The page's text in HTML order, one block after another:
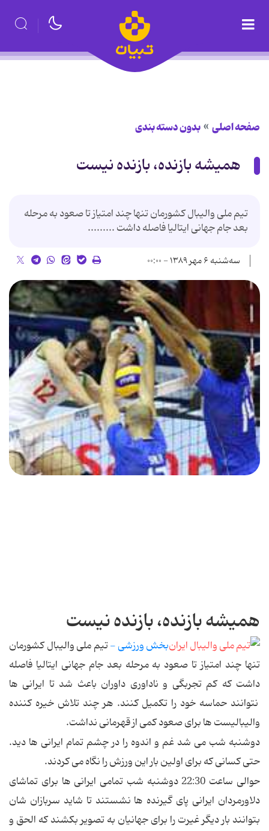
صفحه اصلی بدون دسته بندی
همیشه بازنده، بازنده نیست
تیم ملی والیبال کشورمان تنها چند امتیاز تا صعود به مرحله
بعد جام جهانی ایتالیا فاصله داشت .........
سه‌شنبه ۶ مهر ۱۳۸۹ - ۰۰:۰۰
همیشه بازنده، بازنده نیست
بخش ورزشی -تیم ملی والیبال کشورمان
تنها چند امتیاز تا صعود به مرحله بعد جام جهانی ایتالیا فاصله
داشت که کم تجربگی و ناداوری داوران باعث شد تا ایرانی ها
نتوانند حماسه خود را تکمیل کنند. هر چند تلاش خیره کننده
والیبالیست ها برای صعود کمی از قهرمانی نداشت.
دوشنبه شب می شد غم و اندوه را در چشم تمام ایرانی ها دید.
حتی کسانی که برای اولین بار این ورزش را نگاه می کردند.
حوالی ساعت 22:30 دوشنبه شب تمامی ایرانی ها برای تماشای
دلاورمردان ایرانی پای گیرنده ها نشستند تا شاید سربازان شان
بتوانند بار دیگر غیرت را برای جهانیان به تصویر بکشند که الحق و